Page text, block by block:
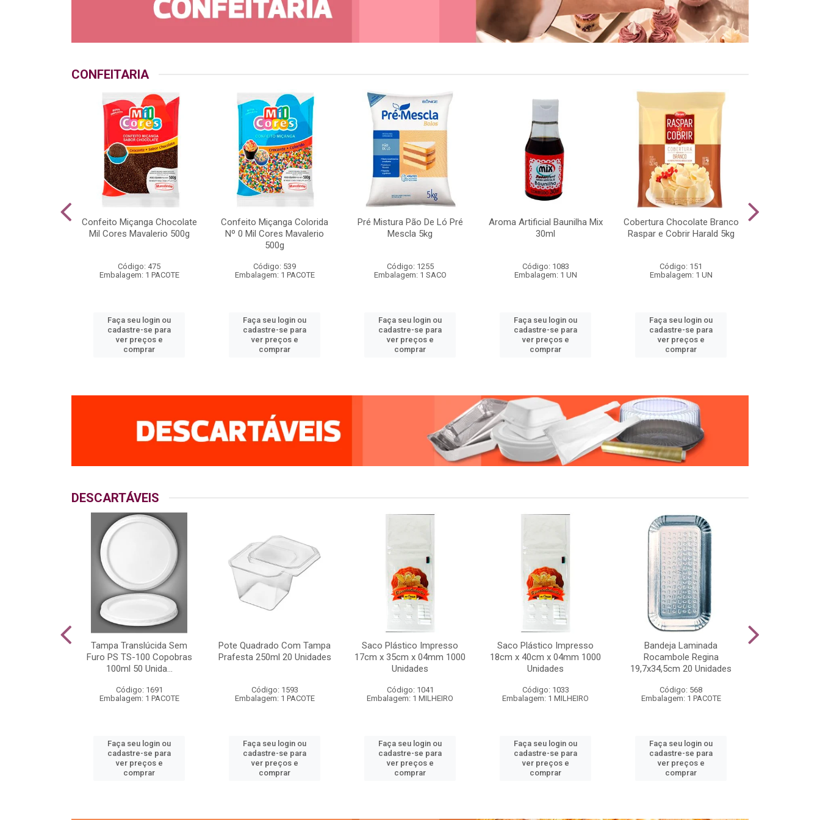
CONFEITARIA
Confeito Miçanga Chocolate
Mil Cores Mavalerio 500g
Código: 475
Embalagem: 1 PACOTE
Faça seu login ou
cadastre-se para
ver preços e
comprar
Confeito Miçanga Colorida
Nº 0 Mil Cores Mavalerio
500g
Código: 539
Embalagem: 1 PACOTE
Faça seu login ou
cadastre-se para
ver preços e
comprar
Pré Mistura Pão De Ló Pré
Mescla 5kg
Código: 1255
Embalagem: 1 SACO
Faça seu login ou
cadastre-se para
ver preços e
comprar
Aroma Artificial Baunilha Mix
30ml
Código: 1083
Embalagem: 1 UN
Faça seu login ou
cadastre-se para
ver preços e
comprar
Cobertura Chocolate Branco
Raspar e Cobrir Harald 5kg
Código: 151
Embalagem: 1 UN
Faça seu login ou
cadastre-se para
ver preços e
comprar
DESCARTÁVEIS
Tampa Translúcida Sem
Furo PS TS-100 Copobras
100ml 50 Unida...
Código: 1691
Embalagem: 1 PACOTE
Faça seu login ou
cadastre-se para
ver preços e
comprar
Pote Quadrado Com Tampa
Prafesta 250ml 20 Unidades
Código: 1593
Embalagem: 1 PACOTE
Faça seu login ou
cadastre-se para
ver preços e
comprar
Saco Plástico Impresso
17cm x 35cm x 04mm 1000
Unidades
Código: 1041
Embalagem: 1 MILHEIRO
Faça seu login ou
cadastre-se para
ver preços e
comprar
Saco Plástico Impresso
18cm x 40cm x 04mm 1000
Unidades
Código: 1033
Embalagem: 1 MILHEIRO
Faça seu login ou
cadastre-se para
ver preços e
comprar
Bandeja Laminada
Rocambole Regina
19,7x34,5cm 20 Unidades
Código: 568
Embalagem: 1 PACOTE
Faça seu login ou
cadastre-se para
ver preços e
comprar